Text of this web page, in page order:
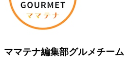
ママテナ編集部グルメチーム